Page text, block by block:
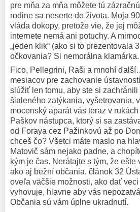
pre mňa za mňa môžete tú
rodine sa neserte do života. Moja
vláda dokopy, pretože vie, že jej
internete nemá ani potuchy. A
„jeden klik“ (ako si to prezentovala
očkovania? Si nemorálna klamárka.
Fico, Pellegrini, Raši a mnohí
mesiacov pre zachovanie
slúžiť len tomu, aby ste si
šialeného zatýkania, vyšetrovania,
mocenský aparát vás teraz v
Paškov nástupca, ktorý si sa
od Foraya cez Pažinkovú až po
chceš čo? Všetci máte maslo na
Matovič sám nejako padne, a
kým je čas. Nerátajte s tým, že
ako aj bežní občania, článok 32
oveľa väčšie možnosti, ako dať
vyhovuje, hlavne aby vás
Občania sú vám úplne ukradnutí.